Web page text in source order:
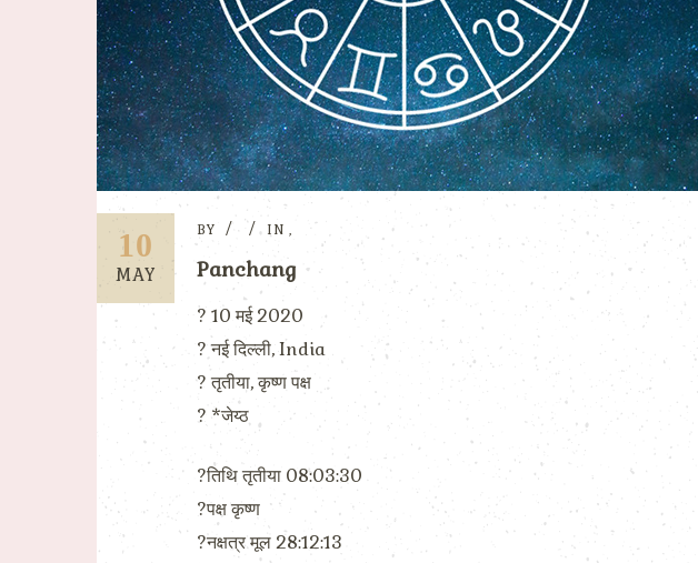
10
MAY
BY IN ,
Panchang
? 10 मई 2020
? नई दिल्ली, India
? तृतीया, कृष्ण पक्ष
? *जेय्ठ
?तिथि तृतीया 08:03:30
?पक्ष कृष्ण
?नक्षत्र मूल 28:12:13